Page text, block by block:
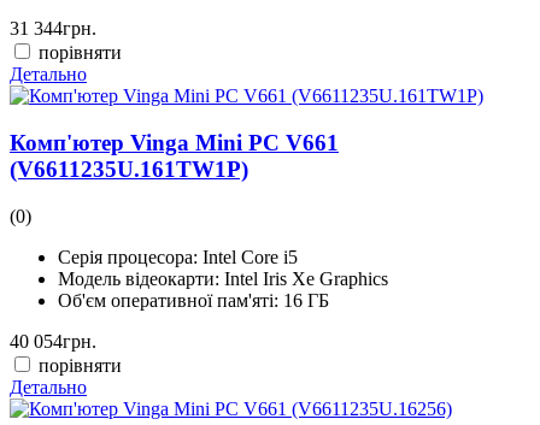
31 344грн.
порівняти
Детально
Комп'ютер Vinga Mini PC V661
(V6611235U.161TW1P)
(0)
Серія процесора: Intel Core i5
Модель відеокарти: Intel Iris Xe Graphics
Об'єм оперативної пам'яті: 16 ГБ
40 054грн.
порівняти
Детально